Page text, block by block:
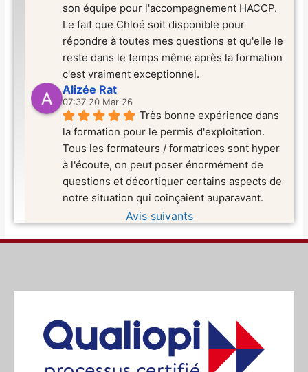
son équipe pour l'accompagnement HACCP.
Le fait que Chloé soit disponible pour
répondre à toutes mes questions et qu'elle le
reste dans le temps même après la formation
c'est vraiment exceptionnel.
Alizée Rat
07:37 20 Mar 26
Très bonne expérience dans
la formation pour le permis d'exploitation.
Tous les formateurs / formatrices sont hyper
à l'écoute, on peut poser énormément de
questions et décortiquer certains aspects de
notre situation qui coinçaient auparavant.
Avis suivants